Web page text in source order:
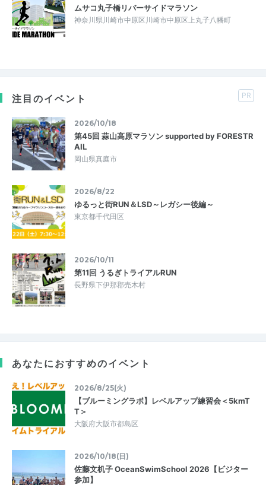
ムサコ丸子橋リバーサイドマラソン
神奈川県川崎市中原区川崎市中原区上丸子八幡町
注目のイベント PR
2026/10/18
第45回 蒜山高原マラソン supported by FORESTR
AIL
岡山県真庭市
2026/8/22
ゆるっと街RUN＆LSD～レガシー後編～
東京都千代田区
2026/10/11
第11回 うるぎトライアルRUN
長野県下伊那郡売木村
あなたにおすすめのイベント
2026/8/25(火)
【ブルーミングラボ】レベルアップ練習会＜5kmT
T＞
大阪府大阪市都島区
2026/10/18(日)
佐藤文机子 OceanSwimSchool 2026【ビジター
参加】